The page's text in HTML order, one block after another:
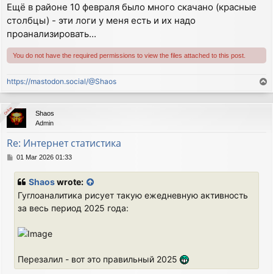
Ещё в районе 10 февраля было много скачано (красные
столбцы) - эти логи у меня есть и их надо
проанализировать...
You do not have the required permissions to view the files attached to this post.
https://mastodon.social/@Shaos
o
p
Shaos
Admin
Re: Интернет статистика
P01 Mar 2026 01:33
Shaoswrote:
Гуглоаналитика рисует такую ежедневную активность
за весь период 2025 года:
Перезалил - вот это правильный 2025
Online
Online